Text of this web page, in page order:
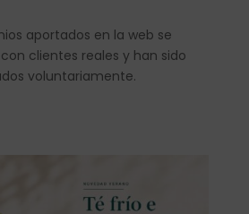
aportados en la web se
clientes reales y han sido
voluntariamente.